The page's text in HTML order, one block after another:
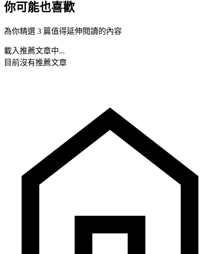
你可能也喜歡
為你精選 3 篇值得延伸閱讀的內容
載入推薦文章中...
目前沒有推薦文章